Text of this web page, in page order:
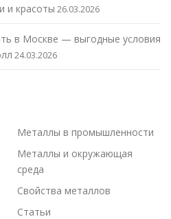
и красоты 26.03.2026
в Москве — выгодные условия
24.03.2026
Металлы в промышленности
Металлы и окружающая
среда
Свойства металлов
Статьи